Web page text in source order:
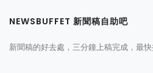
NEWSBUFFET 新聞稿自助吧
新聞稿的好去處，三分鐘上稿完成，最